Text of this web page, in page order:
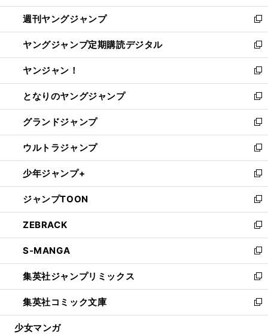
開
く
ウ
で
開
く
ン
ド
ウ
で
開
く
ウ
ィ
ン
ド
ウ
で
開
く
週刊ヤングジャンプ
新
し
い
ウ
ィ
ン
ド
ウ
で
開
く
ヤングジャンプ定期購読デジタル
新
し
い
ウ
ィ
ン
ド
ウ
で
開
く
ヤンジャン！
新
し
い
ウ
ィ
ン
ド
ウ
で
開
く
となりのヤングジャンプ
新
し
い
ウ
ィ
ン
ド
ウ
で
開
く
グランドジャンプ
新
し
い
ウ
ィ
ン
ド
ウ
で
開
く
ウルトラジャンプ
新
し
い
ウ
ィ
ン
ド
ウ
で
開
く
少年ジャンプ+
新
し
い
ウ
ィ
ン
ド
ウ
で
開
く
ジャンプTOON
新
し
い
ウ
ィ
ン
ド
ウ
で
開
ZEBRACK
新
し
い
ウ
ィ
ン
ド
ウ
S-MANGA
新
し
い
ウ
ィ
ン
集英社ジャンプリミックス
新
し
い
ウ
集英社コミック文庫
新
し
少女マンガ